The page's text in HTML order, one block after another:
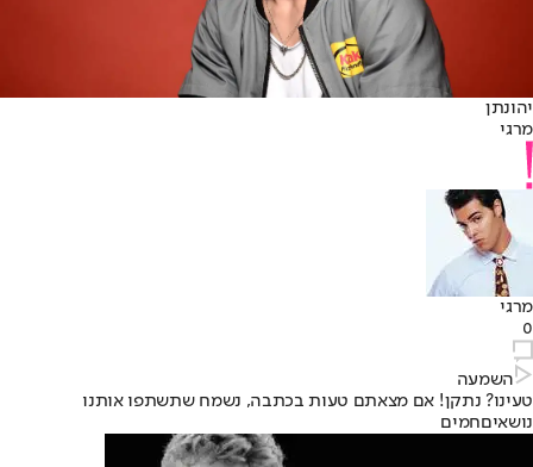
יהונתן
מרגי
מרגי
0
השמעה
טעינו? נתקן! אם מצאתם טעות בכתבה, נשמח שתשתפו אותנו
נושאיםחמים